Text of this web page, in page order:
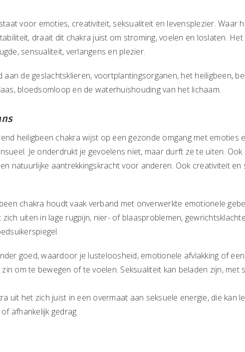
voor emoties, creativiteit, seksualiteit en levensplezier. Waar
draait dit chakra juist om stroming, voelen en loslaten.
sensualiteit, verlangens en plezier.
aan de geslachtsklieren, voortplantingsorganen, het heiligbeen,
bloedsomloop en de waterhuishouding van het lichaam.
heiligbeen chakra wijst op een gezonde omgang met emoties
Je onderdrukt je gevoelens niet, maar durft ze te uiten.
natuurlijke aantrekkingskracht voor anderen. Ook creativiteit en
chakra houdt vaak verband met onverwerkte emotionele
zich uiten in lage rugpijn, nier- of blaasproblemen,
goed, waardoor je lusteloosheid, emotionele afvlakking of
zin om te bewegen of te voelen. Seksualiteit kan beladen zijn, met
uit het zich juist in een overmaat aan seksuele energie, die kan
afhankelijk gedrag.